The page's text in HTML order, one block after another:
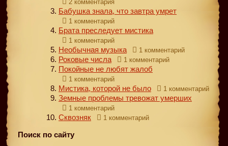
2 комментария
Бабушка знала, что завтра умрет
1 комментарий
Брата преследует мистика
1 комментарий
Необычная музыка 1 комментарий
Роковые числа 1 комментарий
Покойные не любят жалоб
1 комментарий
Мистика, которой не было 1 комментарий
Земные проблемы тревожат умерших
1 комментарий
Сквозняк 1 комментарий
Поиск по сайту